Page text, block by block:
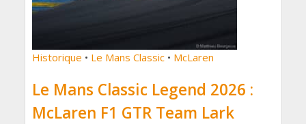
Historique • Le Mans Classic • McLaren
Le Mans Classic Legend 2026 :
McLaren F1 GTR Team Lark